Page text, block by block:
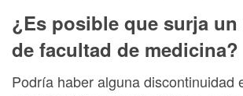
¿Es posible que surja
de facultad de medicina?
Podría haber alguna discontinuidad